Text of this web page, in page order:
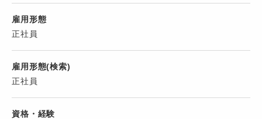
雇用形態
正社員
雇用形態(検索)
正社員
資格・経験